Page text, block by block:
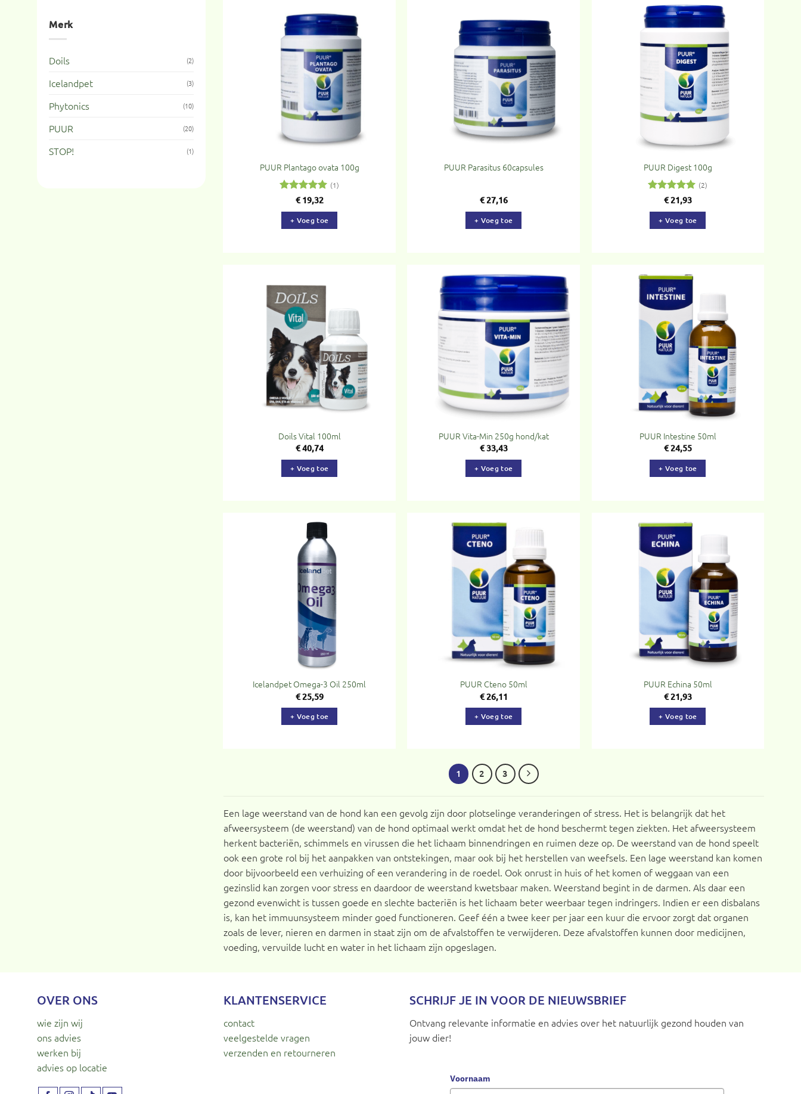
Merk
Doils (2)
Icelandpet (3)
Phytonics (10)
PUUR (20)
STOP! (1)
Toevoegen
verlanglijst
PUUR Plantago ovata 100g
Gewaardeerd
(1)
€19,32
+ Voeg toe
Toevoegen
aan
verlanglijst
PUUR Parasitus 60capsules
€27,16
+ Voeg toe
aan
verlanglijst
PUUR Digest 100g
Gewaardeerd
(2)
€21,93
+ Voeg toe
aan
Doils Vital 100ml
€40,74
+ Voeg toe
aan
verlanglijst
PUUR Vita-Min 250g hond/kat
€33,43
+ Voeg toe
aan
verlanglijst
PUUR Intestine 50ml
€24,55
+ Voeg toe
Icelandpet Omega-3 Oil 250ml
€25,59
+ Voeg toe
Toevoegen
aan
verlanglijst
PUUR Cteno 50ml
€26,11
+ Voeg toe
Toevoegen
aan
verlanglijst
PUUR Echina 50ml
€21,93
+ Voeg toe
1 2 3
Een lage weerstand van de hond kan een gevolg zijn door plotselinge veranderingen of stress. Het is belangrijk dat het
afweersysteem (de weerstand) van de hond optimaal werkt omdat het de hond beschermt tegen ziekten. Het afweersysteem
herkent bacteriën, schimmels en virussen die het lichaam binnendringen en ruimen deze op. De weerstand van de hond speelt
ook een grote rol bij het aanpakken van ontstekingen, maar ook bij het herstellen van weefsels. Een lage weerstand kan komen
door bijvoorbeeld een verhuizing of een verandering in de roedel. Ook onrust in huis of het komen of weggaan van een
gezinslid kan zorgen voor stress en daardoor de weerstand kwetsbaar maken. Weerstand begint in de darmen. Als daar een
gezond evenwicht is tussen goede en slechte bacteriën is het lichaam beter weerbaar tegen indringers. Indien er een disbalans
is, kan het immuunsysteem minder goed functioneren. Geef één a twee keer per jaar een kuur die ervoor zorgt dat organen
zoals de lever, nieren en darmen in staat zijn om de afvalstoffen te verwijderen. Deze afvalstoffen kunnen door medicijnen,
voeding, vervuilde lucht en water in het lichaam zijn opgeslagen.
OVER ONS
wie zijn wij
ons advies
werken bij
advies op locatie
KLANTENSERVICE
contact
veelgestelde vragen
verzenden en retourneren
SCHRIJF JE IN VOOR DE NIEUWSBRIEF
Ontvang relevante informatie en advies over het natuurlijk gezond houden van
jouw dier!
Voornaam